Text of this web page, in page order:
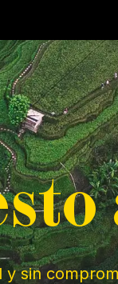
y sin